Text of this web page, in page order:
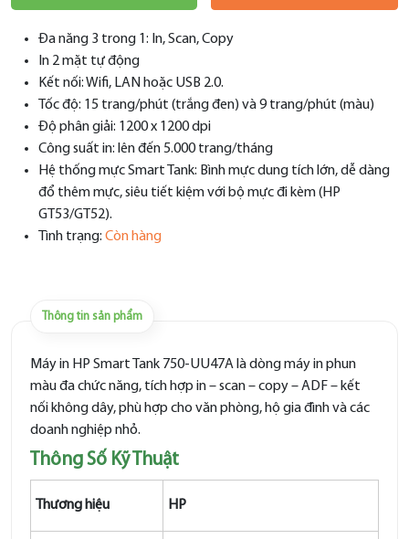
Đa năng 3 trong 1: In, Scan, Copy
In 2 mặt tự động
Kết nối: Wifi, LAN hoặc USB 2.0.
Tốc độ: 15 trang/phút (trắng đen) và 9 trang/phút (màu)
Độ phân giải: 1200 x 1200 dpi
Công suất in: lên đến 5.000 trang/tháng
Hệ thống mực Smart Tank: Bình mực dung tích lớn, dễ dàng
đổ thêm mực, siêu tiết kiệm với bộ mực đi kèm (HP
GT53/GT52).
Tình trạng: Còn hàng
Thông tin sản phẩm
Máy in HP Smart Tank 750-UU47A là dòng máy in phun
màu đa chức năng, tích hợp in – scan – copy – ADF – kết
nối không dây, phù hợp cho văn phòng, hộ gia đình và các
doanh nghiệp nhỏ.
Thông Số Kỹ Thuật
Thương hiệu HP